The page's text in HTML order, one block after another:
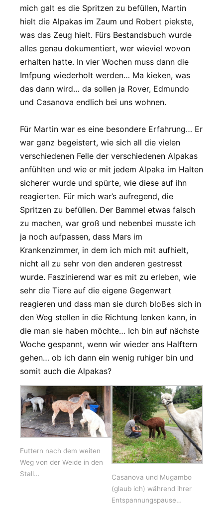
mich galt es die Spritzen zu befüllen, Martin
hielt die Alpakas im Zaum und Robert piekste,
was das Zeug hielt. Fürs Bestandsbuch wurde
alles genau dokumentiert, wer wieviel wovon
erhalten hatte. In vier Wochen muss dann die
Imfpung wiederholt werden… Ma kieken, was
das dann wird… da sollen ja Rover, Edmundo
und Casanova endlich bei uns wohnen.
Für Martin war es eine besondere Erfahrung… Er
war ganz begeistert, wie sich all die vielen
verschiedenen Felle der verschiedenen Alpakas
anfühlten und wie er mit jedem Alpaka im Halten
sicherer wurde und spürte, wie diese auf ihn
reagierten. Für mich war’s aufregend, die
Spritzen zu befüllen. Der Bammel etwas falsch
zu machen, war groß und nebenbei musste ich
ja noch aufpassen, dass Mars im
Krankenzimmer, in dem ich mich mit aufhielt,
nicht all zu sehr von den anderen gestresst
wurde. Faszinierend war es mit zu erleben, wie
sehr die Tiere auf die eigene Gegenwart
reagieren und dass man sie durch bloßes sich in
den Weg stellen in die Richtung lenken kann, in
die man sie haben möchte… Ich bin auf nächste
Woche gespannt, wenn wir wieder ans Halftern
gehen… ob ich dann ein wenig ruhiger bin und
somit auch die Alpakas?
Futtern nach dem weiten
Weg von der Weide in den
Stall…
Casanova und Mugambo
(glaub ich) während ihrer
Entspannungspause…